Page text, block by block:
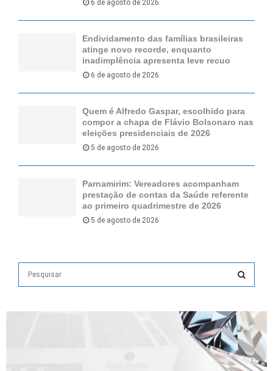
6 de agosto de 2026
Endividamento das famílias brasileiras
atinge novo recorde, enquanto
inadimplência apresenta leve recuo
6 de agosto de 2026
Quem é Alfredo Gaspar, escolhido para
compor a chapa de Flávio Bolsonaro nas
eleições presidenciais de 2026
5 de agosto de 2026
Parnamirim: Vereadores acompanham
prestação de contas da Saúde referente
ao primeiro quadrimestre de 2026
5 de agosto de 2026
E
A